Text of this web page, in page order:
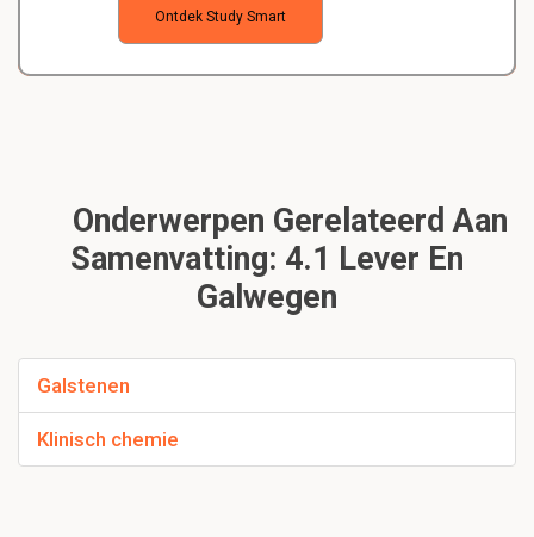
Ontdek Study Smart
Onderwerpen Gerelateerd Aan
Samenvatting: 4.1 Lever En
Galwegen
Galstenen
Klinisch chemie